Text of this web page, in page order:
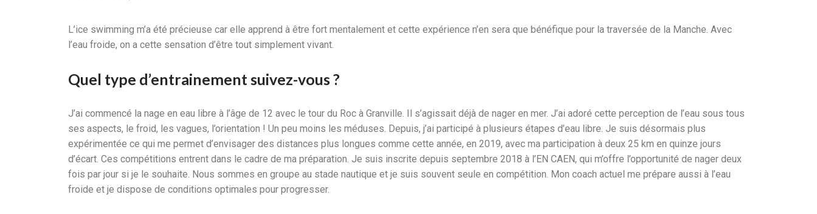
L’ice swimming m’a été précieuse car elle apprend à être fort mentalement et cette expérience n’en sera que bénéfique pour la traversée de la Manche. Avec
l’eau froide, on a cette sensation d’être tout simplement vivant.
Quel type d’entrainement suivez-vous ?
J’ai commencé la nage en eau libre à l’âge de 12 avec le tour du Roc à Granville. Il s’agissait déjà de nager en mer. J’ai adoré cette perception de l’eau sous tous
ses aspects, le froid, les vagues, l’orientation ! Un peu moins les méduses. Depuis, j’ai participé à plusieurs étapes d’eau libre. Je suis désormais plus
expérimentée ce qui me permet d’envisager des distances plus longues comme cette année, en 2019, avec ma participation à deux 25 km en quinze jours
d’écart. Ces compétitions entrent dans le cadre de ma préparation. Je suis inscrite depuis septembre 2018 à l’EN CAEN, qui m’offre l’opportunité de nager deux
fois par jour si je le souhaite. Nous sommes en groupe au stade nautique et je suis souvent seule en compétition. Mon coach actuel me prépare aussi à l’eau
froide et je dispose de conditions optimales pour progresser.